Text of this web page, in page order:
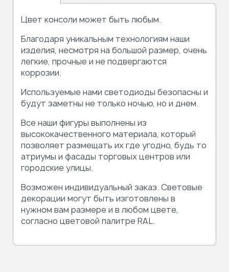
Цвет консоли может быть любым.
Благодаря уникальным технологиям наши
изделия, несмотря на большой размер, очень
легкие, прочные и не подвергаются
коррозии.
Используемые нами светодиоды безопасны и
будут заметны не только ночью, но и днем.
Все наши фигуры выполнены из
высококачественного материала, который
позволяет размещать их где угодно, будь то
атриумы и фасады торговых центров или
городские улицы.
Возможен индивидуальный заказ. Световые
декорации могут быть изготовлены в
нужном вам размере и в любом цвете,
согласно цветовой палитре RAL.